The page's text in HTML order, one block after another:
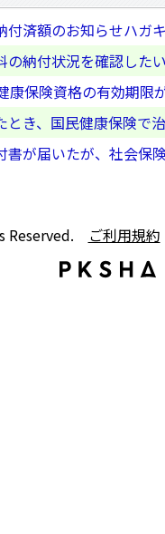
付済額のお知らせハガ
の納付状況を確認した
康保険資格の有効期限
とき、国民健康保険で
書が届いたが、社会
Reserved. ご利用規約